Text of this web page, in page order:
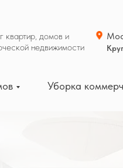
квартир, домов и
недвижимости
Уборка